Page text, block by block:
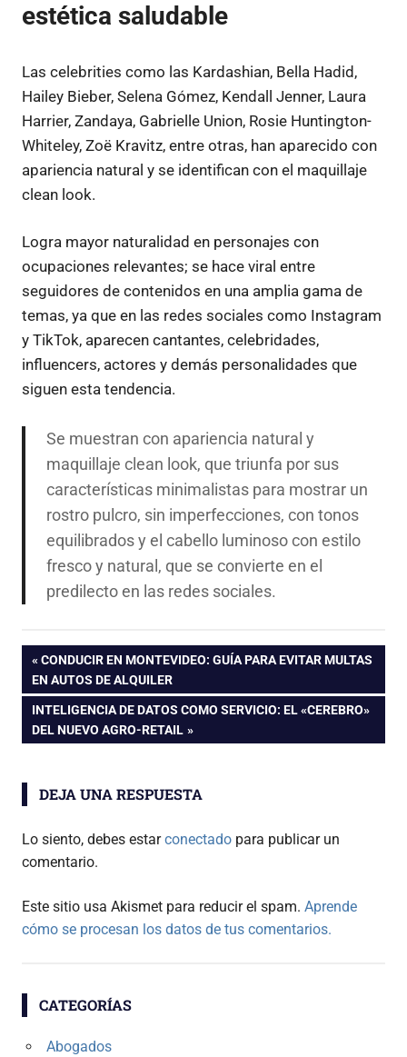
estética saludable
Las celebrities como las Kardashian, Bella Hadid,
Hailey Bieber, Selena Gómez, Kendall Jenner, Laura
Harrier, Zandaya, Gabrielle Union, Rosie Huntington-
Whiteley, Zoë Kravitz, entre otras, han aparecido con
apariencia natural y se identifican con el maquillaje
clean look.
Logra mayor naturalidad en personajes con
ocupaciones relevantes; se hace viral entre
seguidores de contenidos en una amplia gama de
temas, ya que en las redes sociales como Instagram
y TikTok, aparecen cantantes, celebridades,
influencers, actores y demás personalidades que
siguen esta tendencia.
Se muestran con apariencia natural y
maquillaje clean look, que triunfa por sus
características minimalistas para mostrar un
rostro pulcro, sin imperfecciones, con tonos
equilibrados y el cabello luminoso con estilo
fresco y natural, que se convierte en el
predilecto en las redes sociales.
Navegación
de
entradas
ENTRADA
ANTERIOR:
CONDUCIR EN MONTEVIDEO: GUÍA PARA EVITAR MULTAS
EN AUTOS DE ALQUILER
ENTRADA
SIGUIENTE:
INTELIGENCIA DE DATOS COMO SERVICIO: EL «CEREBRO»
DEL NUEVO AGRO-RETAIL
DEJA UNA RESPUESTA
Lo siento, debes estarconectado para publicar un
comentario.
Este sitio usa Akismet para reducir el spam. Aprende
cómo se procesan los datos de tus comentarios.
CATEGORÍAS
Abogados